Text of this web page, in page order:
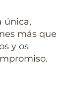
única,
más que
y os